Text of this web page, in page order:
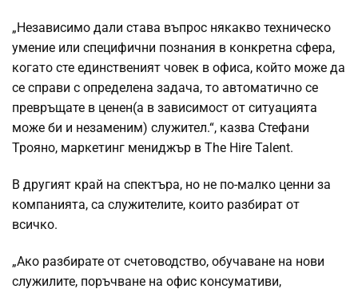
„Независимо дали става въпрос някакво техническо
умение или специфични познания в конкретна сфера,
когато сте единственият човек в офиса, който може да
се справи с определена задача, то автоматично се
превръщате в ценен(а в зависимост от ситуацията
може би и незаменим) служител.“, казва Стефани
Трояно, маркетинг мениджър в The Hire Talent.
В другият край на спектъра, но не по-малко ценни за
компанията, са служителите, които разбират от
всичко.
„Ако разбирате от счетоводство, обучаване на нови
служилите, поръчване на офис консумативи,